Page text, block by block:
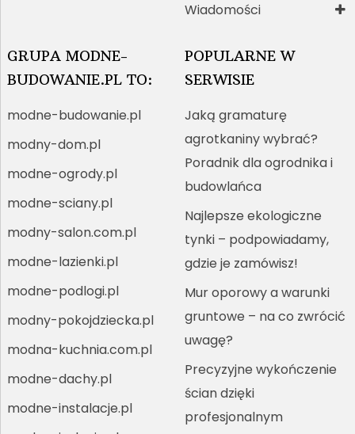
Wiadomości
GRUPA MODNE-
BUDOWANIE.PL TO:
modne-budowanie.pl
modny-dom.pl
modne-ogrody.pl
modne-sciany.pl
modny-salon.com.pl
modne-lazienki.pl
modne-podlogi.pl
modny-pokojdziecka.pl
modna-kuchnia.com.pl
modne-dachy.pl
modne-instalacje.pl
POPULARNE W
SERWISIE
Jaką gramaturę
agrotkaniny wybrać?
Poradnik dla ogrodnika i
budowlańca
Najlepsze ekologiczne
tynki – podpowiadamy,
gdzie je zamówisz!
Mur oporowy a warunki
gruntowe – na co zwrócić
uwagę?
Precyzyjne wykończenie
ścian dzięki
profesjonalnym